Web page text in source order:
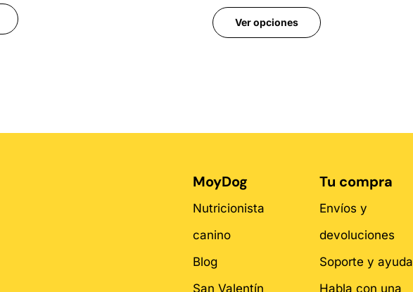
Ver opciones
MoyDog
Nutricionista
canino
Blog
San Valentín
Tu compra
Envíos y
devoluciones
Soporte y ayuda
Habla con una